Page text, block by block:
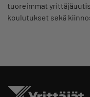
tuoreimmat
koulutukset sekä